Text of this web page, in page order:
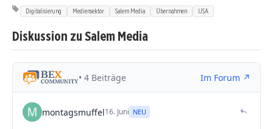
Digitalisierung Mediensektor Salem Media Übernahmen USA
Diskussion zu Salem Media